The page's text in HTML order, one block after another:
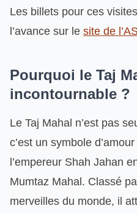
Les billets pour ces
l’avance sur le site de
Pourquoi le Taj
incontournable ?
Le Taj Mahal n’est pas
c’est un symbole
l’empereur Shah Jahan
Mumtaz Mahal. Classé
merveilles du monde, il